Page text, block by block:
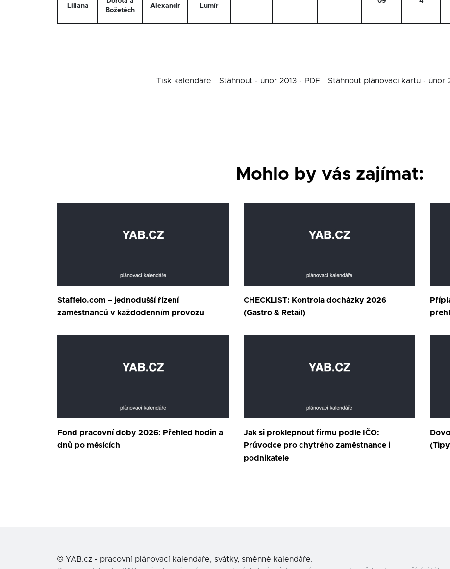
Liliana
Božetěch
Alexandr
Lumír
Tisk kalendáře Stáhnout - únor 2013 - PDF Stáhnout plánovací kartu - únor
Mohlo by vás zajímat:
Staffelo.com – jednodušší řízení
zaměstnanců v každodenním provozu
CHECKLIST: Kontrola docházky 2026
(Gastro & Retail)
Fond pracovní doby 2026: Přehled hodin a
dnů po měsících
Jak si proklepnout firmu podle IČO:
Průvodce pro chytrého zaměstnance i
podnikatele
© YAB.cz - pracovní plánovací kalendáře, svátky, směnné kalendáře.